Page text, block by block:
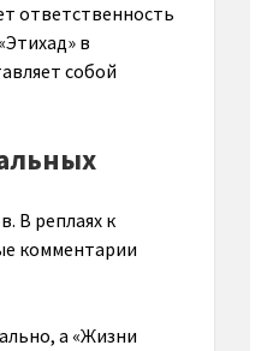
ответственность
в
собой
В реплаях к
комментарии
а «Жизни